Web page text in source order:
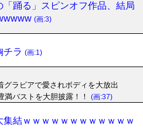
「踊る」スピンオフ作品、結局
(画:3)
チラ (画:1)
グラビアで愛されボディを大放出
満バストを大胆披露！！
(画:37)
集結ｗｗｗｗｗｗｗｗｗｗｗｗ